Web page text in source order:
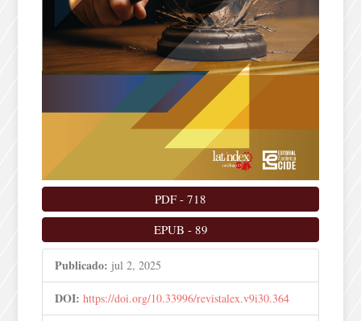
PDF- 718
EPUB - 89
Publicado: jul 2, 2025
DOI: https://doi.org/10.33996/revistalex.v9i30.364